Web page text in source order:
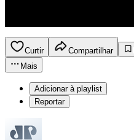
Curtir Compartilhar
Mais
Adicionar à playlist
Reportar